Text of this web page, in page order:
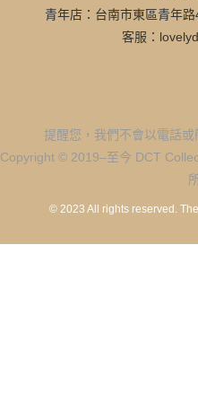
青年店：台南市東區青年路
客服：
提醒您，我們不會以電話或
Copyright © 2019–至今 DCT
© 2023 All rights reserved.